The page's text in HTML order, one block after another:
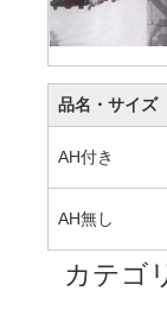
品名・サイズ
AH付き
AH無し
カテゴ